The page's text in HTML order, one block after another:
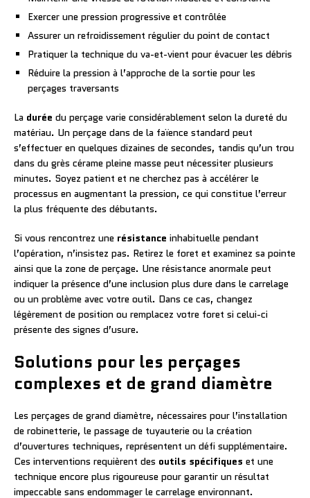
Exercer une pression progressive et contrôlée
Assurer un refroidissement régulier du point de contact
Pratiquer la technique du va-et-vient pour évacuer les débris
Réduire la pression à l’approche de la sortie pour les
perçages traversants
La durée du perçage varie considérablement selon la dureté du
matériau. Un perçage dans de la faïence standard peut
s’effectuer en quelques dizaines de secondes, tandis qu’un trou
dans du grès cérame pleine masse peut nécessiter plusieurs
minutes. Soyez patient et ne cherchez pas à accélérer le
processus en augmentant la pression, ce qui constitue l’erreur
la plus fréquente des débutants.
Si vous rencontrez une résistance inhabituelle pendant
l’opération, n’insistez pas. Retirez le foret et examinez sa pointe
ainsi que la zone de perçage. Une résistance anormale peut
indiquer la présence d’une inclusion plus dure dans le carrelage
ou un problème avec votre outil. Dans ce cas, changez
légèrement de position ou remplacez votre foret si celui-ci
présente des signes d’usure.
Solutions pour les perçages
complexes et de grand diamètre
Les perçages de grand diamètre, nécessaires pour l’installation
de robinetterie, le passage de tuyauterie ou la création
d’ouvertures techniques, représentent un défi supplémentaire.
Ces interventions requièrent des outils spécifiques et une
technique encore plus rigoureuse pour garantir un résultat
impeccable sans endommager le carrelage environnant.